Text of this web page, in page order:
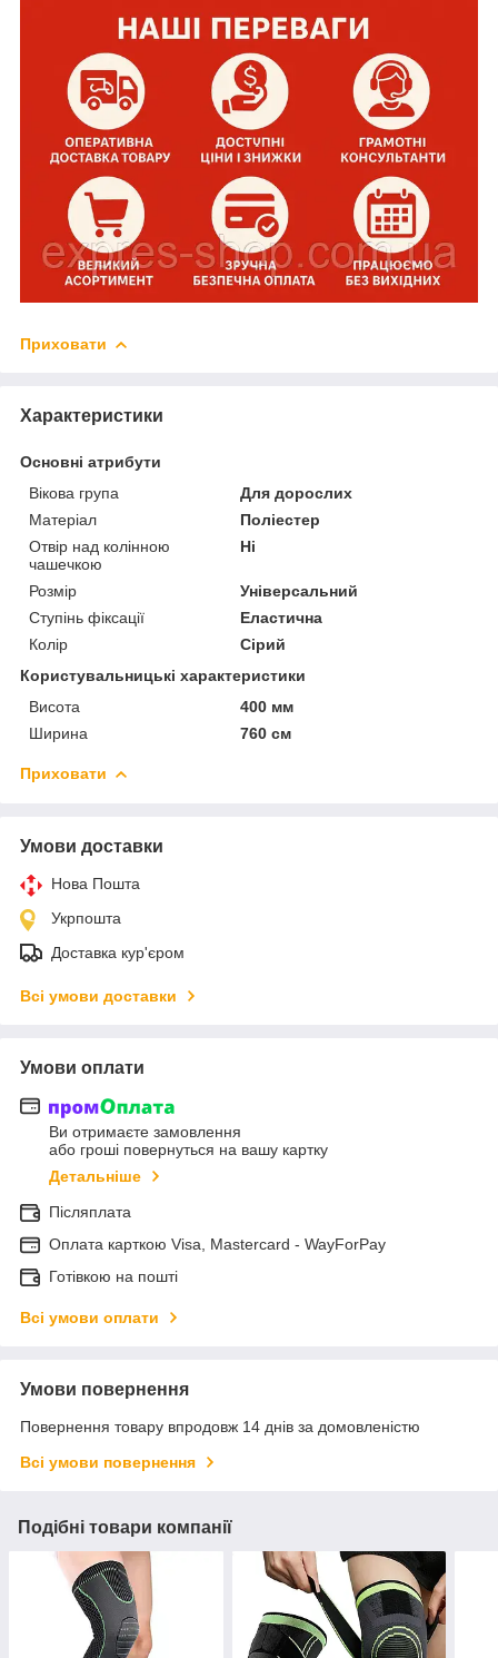
Приховати
Характеристики
Основні атрибути
Вікова група
Для дорослих
Матеріал
Поліестер
Отвір над колінною
чашечкою
Ні
Розмір
Універсальний
Ступінь фіксації
Еластична
Колір
Сірий
Користувальницькі характеристики
Висота
400 мм
Ширина
760 см
Приховати
Умови доставки
Нова Пошта
Укрпошта
Доставка кур'єром
Всі умови доставки
Умови оплати
Ви отримаєте замовлення
або гроші повернуться на вашу картку
Детальніше
Післяплата
Оплата карткою Visa, Mastercard - WayForPay
Готівкою на пошті
Всі умови оплати
Умови повернення
Повернення товару впродовж 14 днів за домовленістю
Всі умови повернення
Подібні товари компанії